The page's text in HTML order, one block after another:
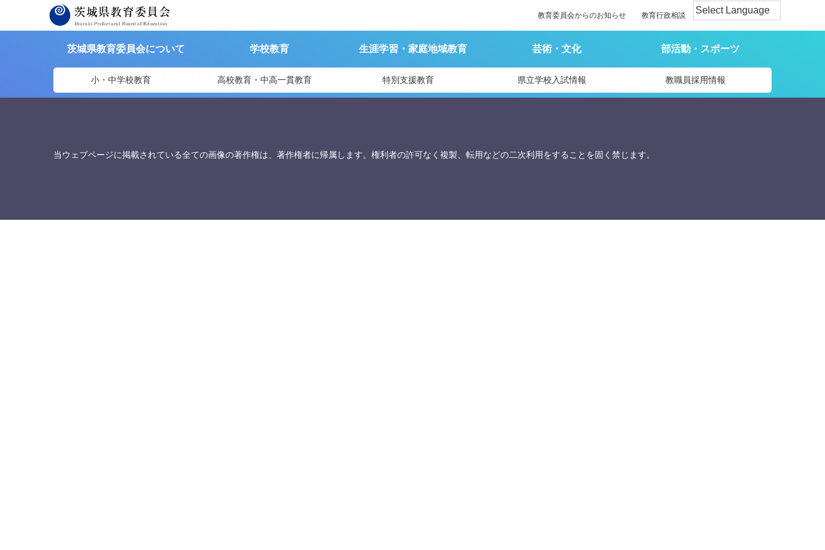
教育委員会からのお知らせ 教育行政相談
茨城県教育委員会について 学校教育 生涯学習・家庭地域教育 芸術・文化 部活動・スポーツ
小・中学校教育 高校教育・中高一貫教育 特別支援教育 県立学校入試情報 教職員採用情報
茨城県教育委員会>議事録>令和2年度12月定例教育委員会
茨城県教育委員会
〒310-8588 茨城県水戸市笠原町978番6 茨城県教育庁総務課
TEL. 029-301-5148
FAX. 029-301-5139
当ウェブページに掲載されている全ての画像の著作権は、著作権者に帰属します。権利者の許可なく複製、転用などの二次利用をすることを固く禁じます。